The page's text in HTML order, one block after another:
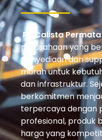
PT Calista
perusahaan yang
penyediaan dan
murah untuk
dan infrastruktur.
berkomitmen
terpercaya dengan
profesional, produk
harga yang